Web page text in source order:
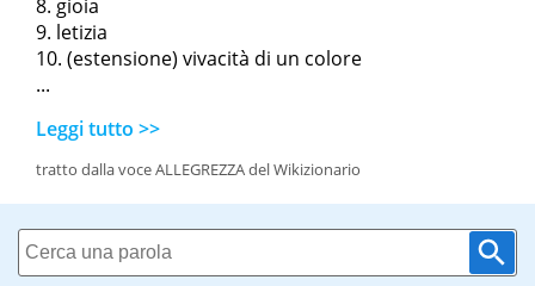
gioia
letizia
(estensione) vivacità di un colore
...
Leggi tutto >>
tratto dalla voce ALLEGREZZA del Wikizionario